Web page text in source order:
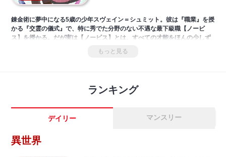
錬金術に夢中になる5歳の少年スヴェイン＝シュミット。彼は『職業』を授
かる『交霊の儀式』で、特に秀でた分野のない不遇な最下級職【ノービ
ス】を授かる。だが実は【ノービス】とは、すべての才能をほんの少しず
つ持ち、努力次第であらゆる可能性を持つ、特別な『職業』だったのだ！
下級職を授かったことで貴族家から追放されてしまった少女アリアと一緒
もっと見る
ランキング
デイリー マンスリー
異世界